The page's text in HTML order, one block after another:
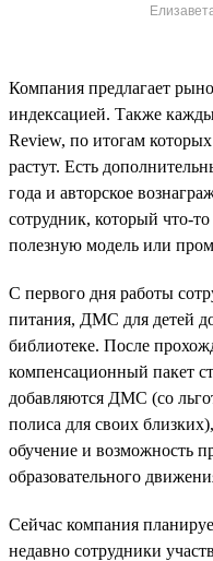
Компания предлагает
индексацией. Также
Review, по итогам
растут. Есть
года и авторское
сотрудник, который что-
полезную модель или
С первого дня работы
питания, ДМС для детей
библиотеке. После
компенсационный пакет
добавляются ДМС (со
полиса для своих
обучение и возможность
образовательного
Сейчас компания
недавно сотрудники